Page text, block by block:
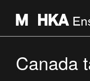
Canada